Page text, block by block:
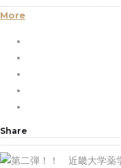
More
Share